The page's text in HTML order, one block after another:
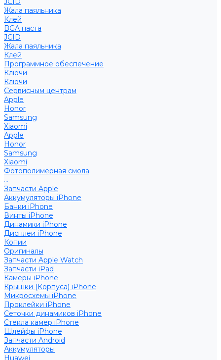
Жала паяльника
Клей
BGA паста
JCID
Жала паяльника
Клей
Программное обеспечение
Ключи
Ключи
Сервисным центрам
Apple
Honor
Samsung
Xiaomi
Apple
Honor
Samsung
Xiaomi
Фотополимерная смола
...
Запчасти Apple
Аккумуляторы iPhone
Банки iPhone
Винты iPhone
Динамики iPhone
Дисплеи iPhone
Копии
Оригиналы
Запчасти Apple Watch
Запчасти iPad
Камеры iPhone
Крышки (Корпуса) iPhone
Микросхемы iPhone
Проклейки iPhone
Сеточки динамиков iPhone
Стекла камер iPhone
Шлейфы iPhone
Запчасти Android
Аккумуляторы
Huawei